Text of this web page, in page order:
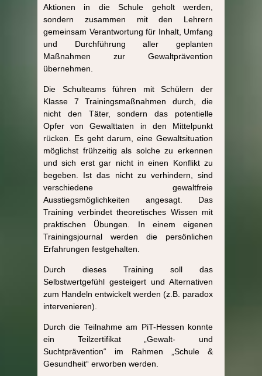
Aktionen in die Schule geholt werden,
sondern zusammen mit den Lehrern
gemeinsam Verantwortung für Inhalt, Umfang
und Durchführung aller geplanten
Maßnahmen zur Gewaltprävention
übernehmen.
Die Schulteams führen mit Schülern der
Klasse 7 Trainingsmaßnahmen durch, die
nicht den Täter, sondern das potentielle
Opfer von Gewalttaten in den Mittelpunkt
rücken. Es geht darum, eine Gewaltsituation
möglichst frühzeitig als solche zu erkennen
und sich erst gar nicht in einen Konflikt zu
begeben. Ist das nicht zu verhindern, sind
verschiedene gewaltfreie
Ausstiegsmöglichkeiten angesagt. Das
Training verbindet theoretisches Wissen mit
praktischen Übungen. In einem eigenen
Trainingsjournal werden die persönlichen
Erfahrungen festgehalten.
Durch dieses Training soll das
Selbstwertgefühl gesteigert und Alternativen
zum Handeln entwickelt werden (z.B. paradox
intervenieren).
Durch die Teilnahme am PiT-Hessen konnte
ein Teilzertifikat „Gewalt- und
Suchtprävention“ im Rahmen „Schule &
Gesundheit“ erworben werden.